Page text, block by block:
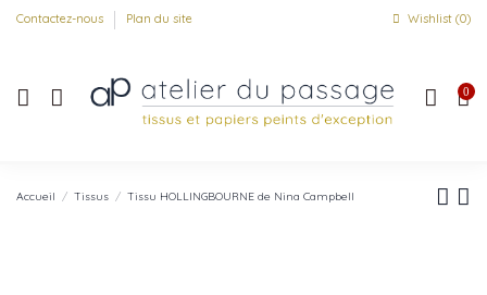
Contactez-nous Plan du site Wishlist (0)
0
Accueil Tissus Tissu HOLLINGBOURNE de Nina Campbell